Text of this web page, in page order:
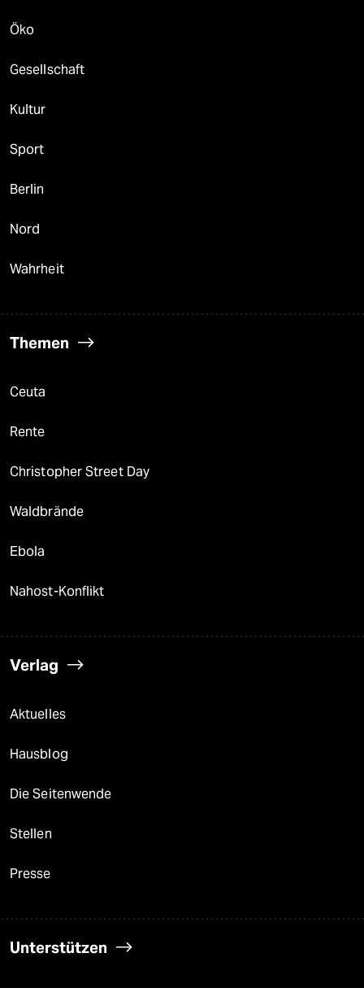
Öko
Gesellschaft
Kultur
Sport
Berlin
Nord
Wahrheit
Themen
Ceuta
Rente
Christopher Street Day
Waldbrände
Ebola
Nahost-Konflikt
Verlag
Aktuelles
Hausblog
Die Seitenwende
Stellen
Presse
Unterstützen